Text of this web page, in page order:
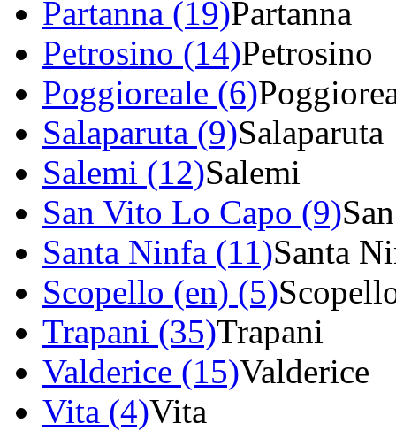
Partanna (19)Partanna
Petrosino (14)Petrosino
Poggioreale (6)
Salaparuta (9)Salaparuta
Salemi (12)Salemi
San Vito Lo Capo (9)
Santa Ninfa (11)Santa
Scopello (en) (5)
Trapani (35)Trapani
Valderice (15)Valderice
Vita (4)Vita